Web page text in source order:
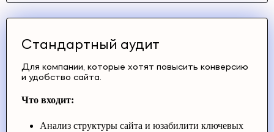
Стандартный аудит
Для компании, которые хотят повысить конверсию
и удобство сайта.
Что входит:
Анализ структуры сайта и юзабилити ключевых